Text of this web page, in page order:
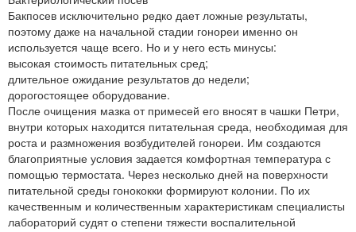
Бакпосев исключительно редко дает ложные результаты,
поэтому даже на начальной стадии гонореи именно он
используется чаще всего. Но и у него есть минусы:
высокая стоимость питательных сред;
длительное ожидание результатов до недели;
дорогостоящее оборудование.
После очищения мазка от примесей его вносят в чашки Петри,
внутри которых находится питательная среда, необходимая для
роста и размножения возбудителей гонореи. Им создаются
благоприятные условия задается комфортная температура с
помощью термостата. Через несколько дней на поверхности
питательной среды гонококки формируют колонии. По их
качественным и количественным характеристикам специалисты
лабораторий судят о степени тяжести воспалительной